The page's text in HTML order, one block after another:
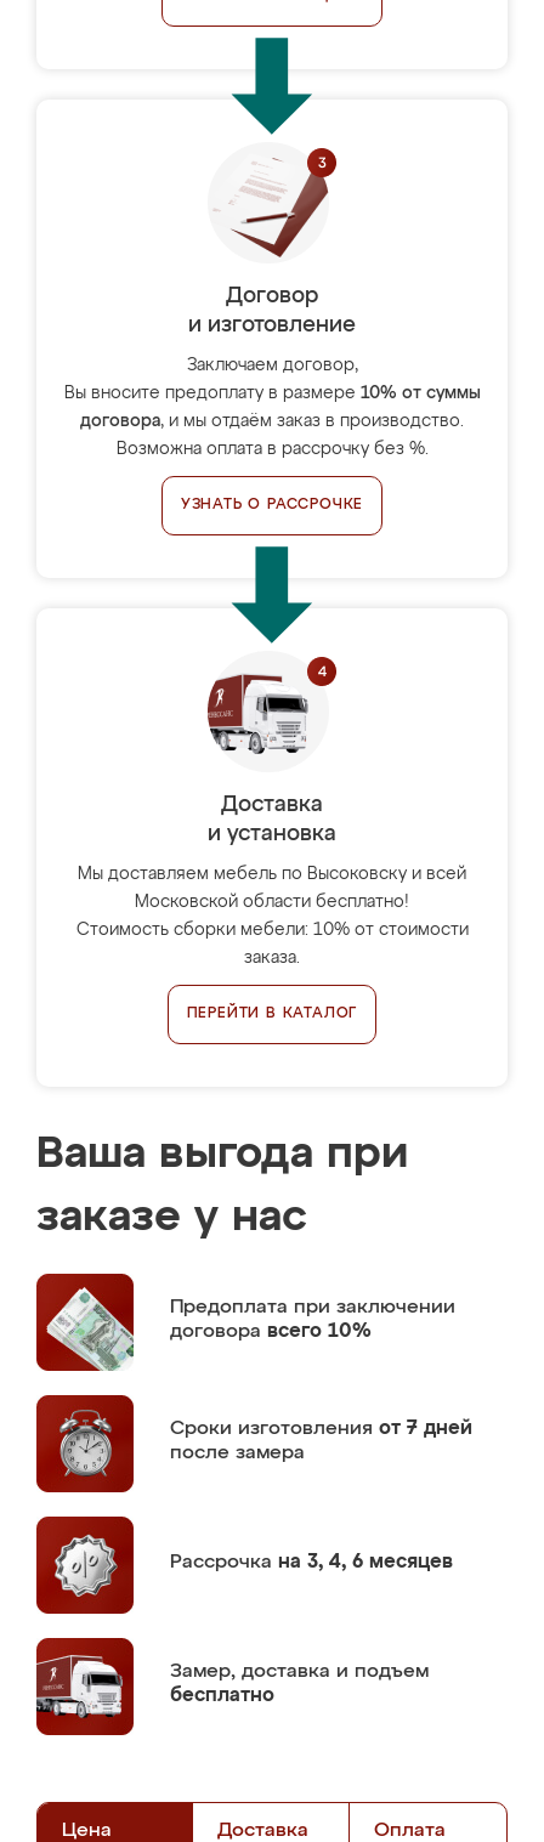
Договор
и изготовление
Заключаем договор,
Вы вносите предоплату в размере 10% от суммы
договора, и мы отдаём заказ в производство.
Возможна оплата в рассрочку без %.
УЗНАТЬ О РАССРОЧКЕ
Доставка
и установка
Мы доставляем мебель по Высоковску и всей
Московской области бесплатно!
Стоимость сборки мебели: 10% от стоимости
заказа.
ПЕРЕЙТИ В КАТАЛОГ
Ваша выгода при
заказе у нас
Предоплата при заключении
договора всего 10%
Сроки изготовления от 7 дней
после замера
Рассрочка на 3, 4, 6 месяцев
Замер, доставка и подъем
бесплатно
Цена Доставка Оплата